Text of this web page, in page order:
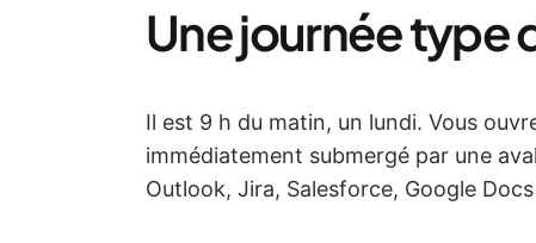
Une journée type
Il est 9 h du matin, un lundi. Vous
immédiatement submergé par une
Outlook, Jira, Salesforce, Google